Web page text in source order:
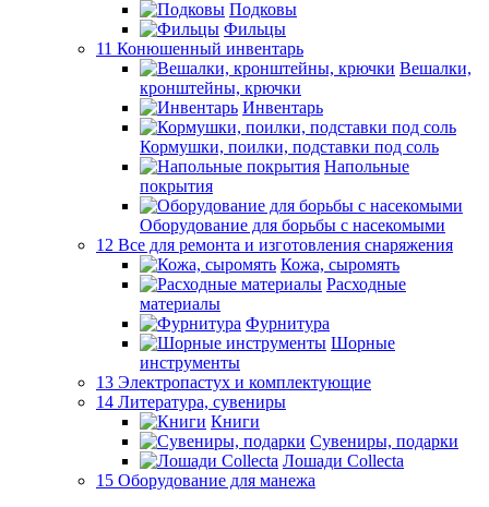
Подковы
Фильцы
11 Конюшенный инвентарь
Вешалки,
кронштейны, крючки
Инвентарь
Кормушки, поилки, подставки под соль
Напольные
покрытия
Оборудование для борьбы с насекомыми
12 Все для ремонта и изготовления снаряжения
Кожа, сыромять
Расходные
материалы
Фурнитура
Шорные
инструменты
13 Электропастух и комплектующие
14 Литература, сувениры
Книги
Сувениры, подарки
Лошади Collecta
15 Оборудование для манежа